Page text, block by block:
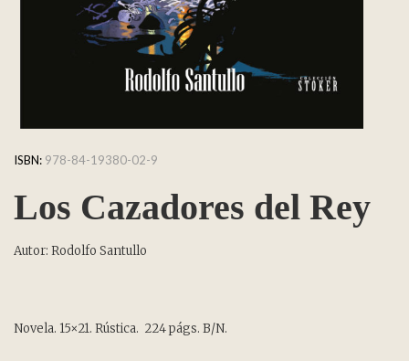
ISBN: 978-84-19380-02-9
Los Cazadores del Rey
Autor: Rodolfo Santullo
Novela. 15×21. Rústica. 224 págs. B/N.